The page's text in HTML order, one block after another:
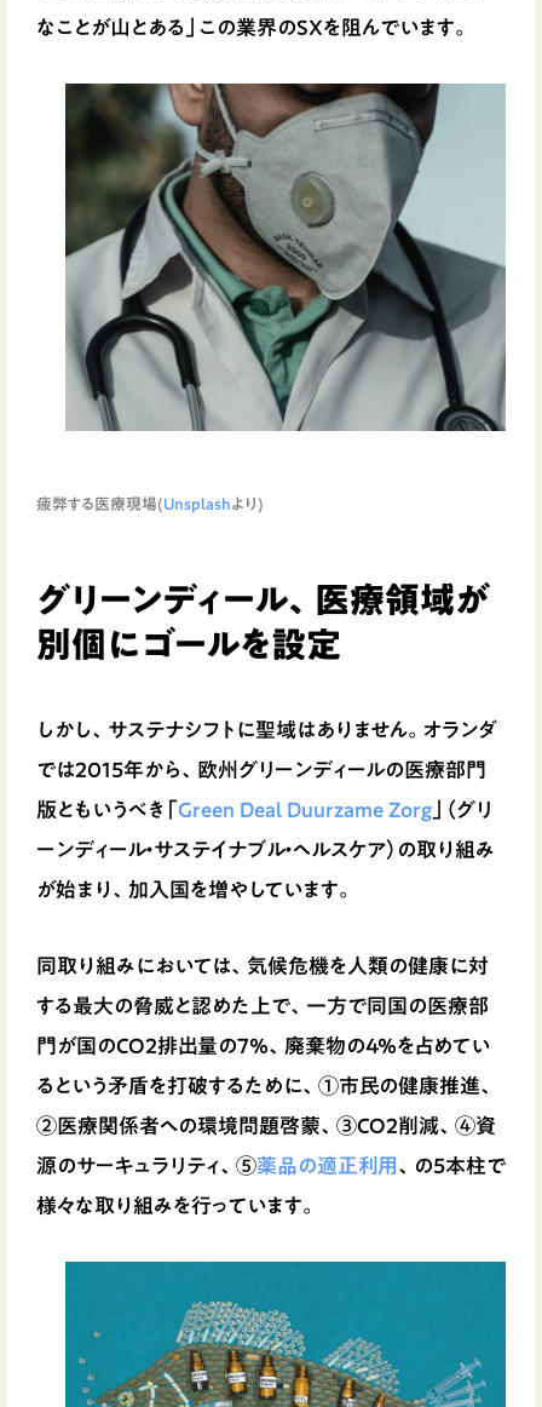
なことが山とある」この業界のSXを阻んでいます。
疲弊する医療現場(Unsplashより)
グリーンディール、医療領域が
別個にゴールを設定
しかし、サステナシフトに聖域はありません。オランダ
では2015年から、欧州グリーンディールの医療部門
版ともいうべき「Green Deal Duurzame Zorg」（グリ
ーンディール・サステイナブル・ヘルスケア）の取り組み
が始まり、加入国を増やしています。
同取り組みにおいては、気候危機を人類の健康に対
する最大の脅威と認めた上で、一方で同国の医療部
門が国のCO2排出量の7%、廃棄物の4%を占めてい
るという矛盾を打破するために、①市民の健康推進、
②医療関係者への環境問題啓蒙、③CO2削減、④資
源のサーキュラリティ、⑤薬品の適正利用 、の5本柱で
様々な取り組みを行っています。